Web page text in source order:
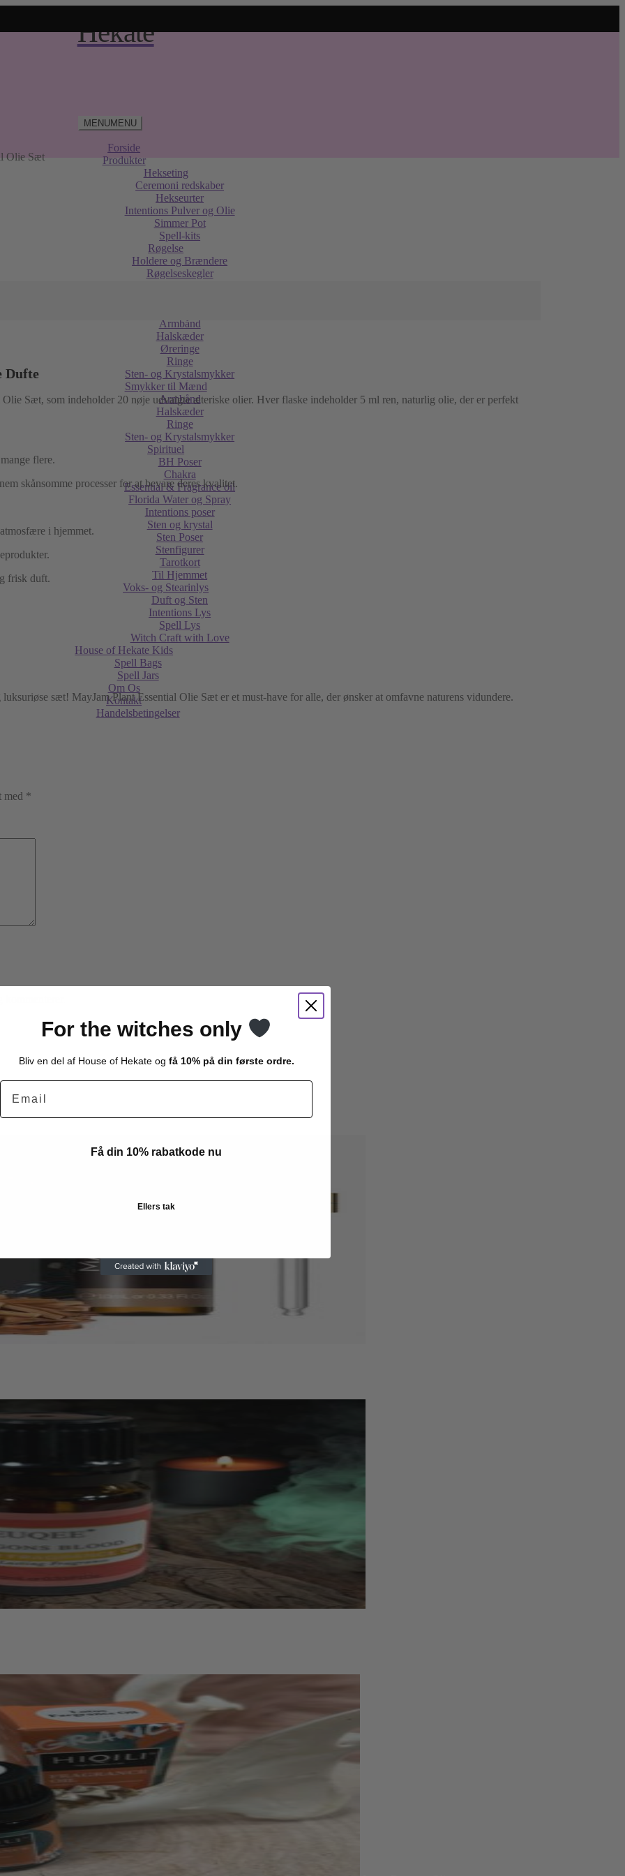
MENUMENU
Forside
Produkter
Hekseting
Ceremoni redskaber
Hekseurter
Intentions Pulver og Olie
Simmer Pot
Spell-kits
Røgelse
Holdere og Brændere
Røgelseskegler
Armbånd
Halskæder
Øreringe
Ringe
Sten- og Krystalsmykker
Smykker til Mænd
Armbånd
Halskæder
Ringe
Sten- og Krystalsmykker
Spirituel
BH Poser
Chakra
Essential & Fragrance oil
Florida Water og Spray
Intentions poser
Sten og krystal
Sten Poser
Stenfigurer
Tarotkort
Til Hjemmet
Voks- og Stearinlys
Duft og Sten
Intentions Lys
Spell Lys
Witch Craft with Love
House of Hekate Kids
Spell Bags
Spell Jars
Om Os
Kontakt
Handelsbetingelser
Olie Sæt
Dufte
Sæt, som indeholder 20 nøje udvalgte æteriske olier. Hver flaske indeholder 5 ml ren, naturlig olie, der er perfekt
flere.
skånsomme processer for at bevare deres kvalitet.
i hjemmet.
frisk duft.
sæt! MayJam Plant Essential Olie Sæt er et must-have for alle, der ønsker at omfavne naturens vidundere.
med *
For the witches only
Bliv en del af House of Hekate og få 10% på din første ordre.
Email
Få din 10% rabatkode nu
Ellers tak